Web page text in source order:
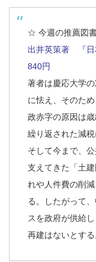
☆ 今週の推薦図
出井英策著 『
840円
著者は慶応大学
に怯え、そのた
政赤字の原因は
繰り返された減税
そして今まで、
支えてきた「土
れや人件費の削
る。したがって
スを政府が供給
再建はないとする